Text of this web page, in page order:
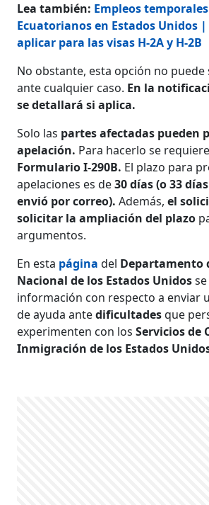
Lea también: Empleos
Ecuatorianos en Estados Unidos
aplicar para las visas H-2A y H-2B
No obstante, esta opción no puede
ante cualquier caso. En la
se detallará si aplica.
Solo las partes afectadas pueden
apelación. Para hacerlo se
Formulario I-290B. El plazo para
apelaciones es de30 días (o 33
envió por correo). Además,el
solicitar la ampliación del plazo
argumentos.
En esta páginadel Departamento
Nacional de los Estados Unidos
información con respecto a enviar
de ayuda antedificultadesque
experimenten con losServicios de
Inmigración de los Estados